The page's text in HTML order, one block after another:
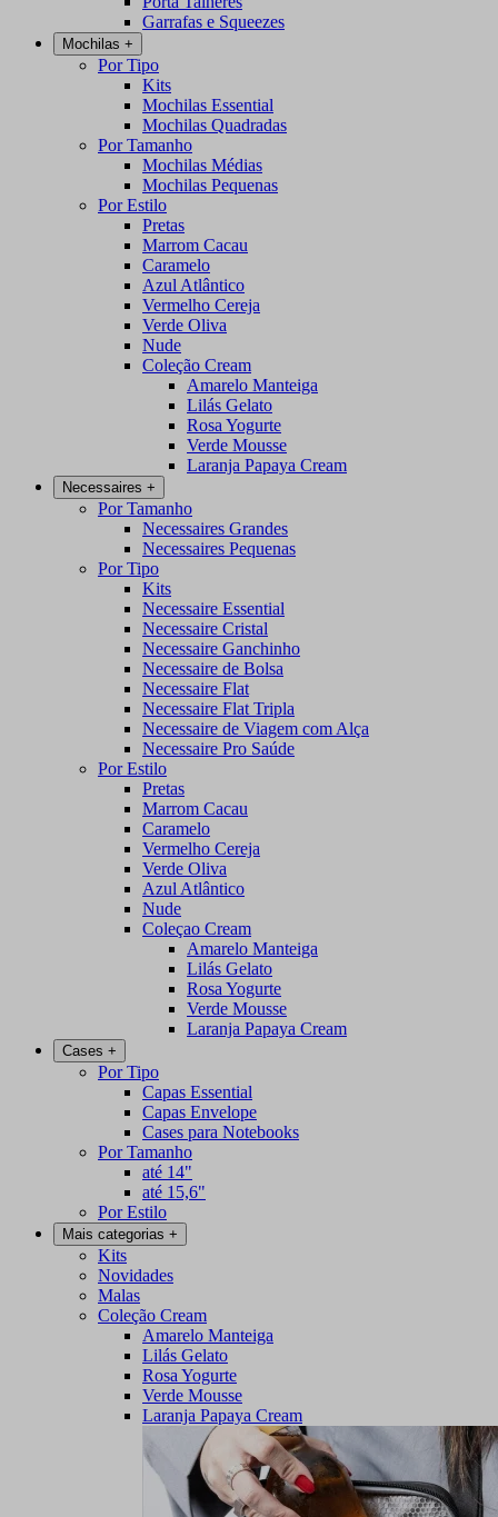
Garrafas e Squeezes
Mochilas +
Por Tipo
Kits
Mochilas Essential
Mochilas Quadradas
Por Tamanho
Mochilas Médias
Mochilas Pequenas
Por Estilo
Pretas
Marrom Cacau
Caramelo
Azul Atlântico
Vermelho Cereja
Verde Oliva
Nude
Coleção Cream
Amarelo Manteiga
Lilás Gelato
Rosa Yogurte
Verde Mousse
Laranja Papaya Cream
Necessaires +
Por Tamanho
Necessaires Grandes
Necessaires Pequenas
Por Tipo
Kits
Necessaire Essential
Necessaire Cristal
Necessaire Ganchinho
Necessaire de Bolsa
Necessaire Flat
Necessaire Flat Tripla
Necessaire de Viagem com Alça
Necessaire Pro Saúde
Por Estilo
Pretas
Marrom Cacau
Caramelo
Vermelho Cereja
Verde Oliva
Azul Atlântico
Nude
Coleçao Cream
Amarelo Manteiga
Lilás Gelato
Rosa Yogurte
Verde Mousse
Laranja Papaya Cream
Cases +
Por Tipo
Capas Essential
Capas Envelope
Cases para Notebooks
Por Tamanho
até 14"
até 15,6"
Por Estilo
Mais categorias +
Kits
Novidades
Malas
Coleção Cream
Amarelo Manteiga
Lilás Gelato
Rosa Yogurte
Verde Mousse
Laranja Papaya Cream